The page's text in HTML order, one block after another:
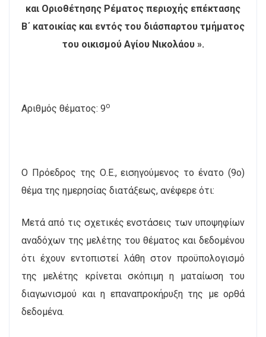
και Οριοθέτησης Ρέματος περιοχής επέκτασης
Β΄ κατοικίας και εντός του διάσπαρτου τμήματος
του οικισμού Αγίου Νικολάου ».
Αριθμός θέματος: 9ο
Ο Πρόεδρος της Ο.Ε., εισηγούμενος το ένατο (9ο)
θέμα της ημερησίας διατάξεως, ανέφερε ότι:
Μετά από τις σχετικές ενστάσεις των υποψηφίων
αναδόχων της μελέτης του θέματος και δεδομένου
ότι έχουν εντοπιστεί λάθη στον προϋπολογισμό
της μελέτης κρίνεται σκόπιμη η ματαίωση του
διαγωνισμού και η επαναπροκήρυξη της με ορθά
δεδομένα.